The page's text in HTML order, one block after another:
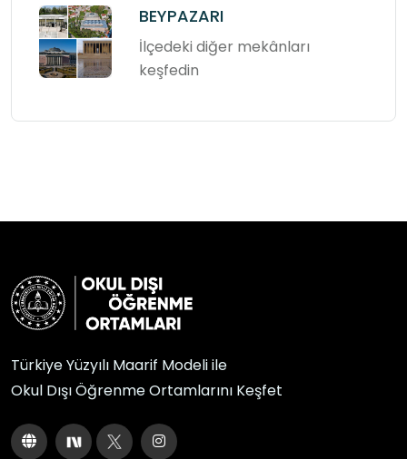
BEYPAZARI
İlçedeki diğer mekânları
keşfedin
Türkiye Yüzyılı Maarif Modeli ile
Okul Dışı Öğrenme Ortamlarını Keşfet